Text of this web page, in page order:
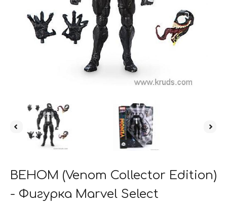
ВЕНОМ (Venom Collector Edition)
- Фигурка Marvel Select